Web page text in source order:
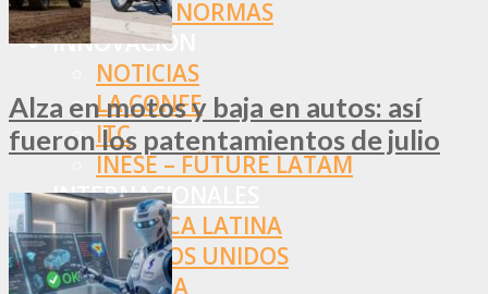
OTRAS NORMAS
INNOVACIÓN
NOTICIAS
LA CONFE
ITC
INESE – FÜTURE LATAM
INTERNACIONALES
AMÉRICA LATINA
ESTADOS UNIDOS
EUROPA
Alza en motos y baja en autos: así
fueron los patentamientos de julio